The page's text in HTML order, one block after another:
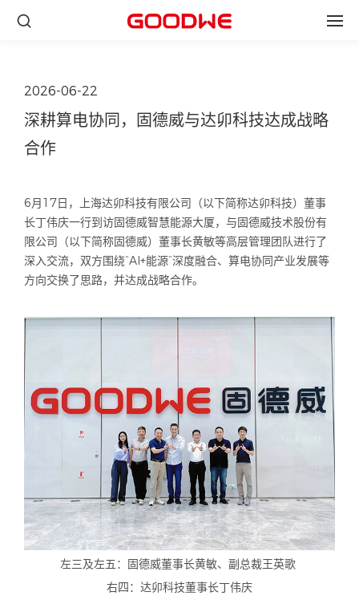
2026-06-22
深耕算电协同，固德威与达卯科技达成战略
合作
6月17日，上海达卯科技有限公司（以下简称达卯科技）董事
长丁伟庆一行到访固德威智慧能源大厦，与固德威技术股份有
限公司（以下简称固德威）董事长黄敏等高层管理团队进行了
深入交流，双方围绕“AI+能源”深度融合、算电协同产业发展等
方向交换了思路，并达成战略合作。
左三及左五：固德威董事长黄敏、副总裁王英歌
右四：达卯科技董事长丁伟庆